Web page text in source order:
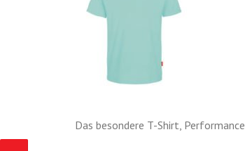
Das besondere T-Shirt, Performance